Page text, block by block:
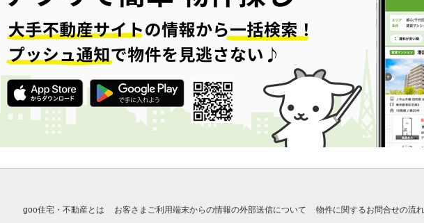
goo住宅・不動産とは お客さまご利用端末からの情報の外部送信について 物件に関するお問合せの流れ